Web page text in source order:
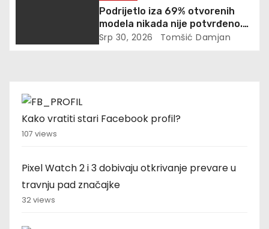
Podrijetlo iza 69% otvorenih
modela nikada nije potvrđeno.
Cisco je upravo uzeo gotovo
Srp 30, 2026 Tomšić Damjan
Kako vratiti stari Facebook profil?
107 views
Pixel Watch 2 i 3 dobivaju otkrivanje prevare u
travnju pad značajke
32 views